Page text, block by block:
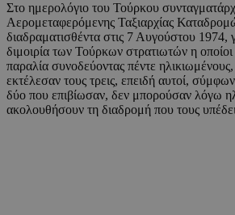
Στο ημερολόγιο του Τούρκου
Αερομεταφερόμενης Ταξιαρχίας
διαδραματισθέντα στις 7 Αυγούστου 1974,
διμοιρία των Τούρκων στρατιωτών η
παραλία συνοδεύοντας πέντε
εκτέλεσαν τους τρεις, επειδή αυτοί,
δύο που επιβίωσαν, δεν μπορούσαν λόγω
ακολουθήσουν τη διαδρομή που τους